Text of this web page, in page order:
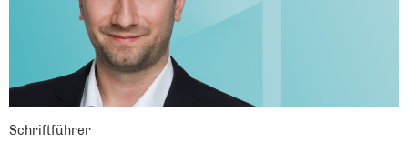
Schriftführer